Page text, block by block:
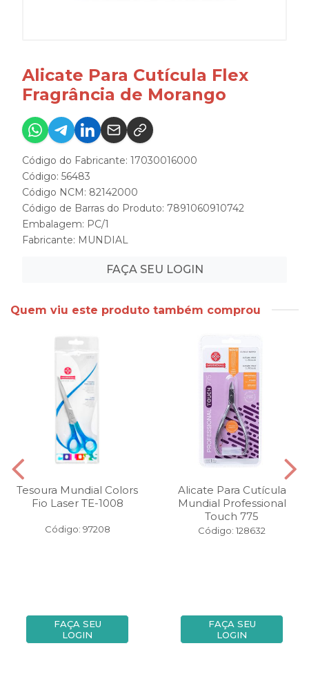
Alicate Para Cutícula Flex
Fragrância de Morango
Código do Fabricante: 17030016000
Código: 56483
Código NCM: 82142000
Código de Barras do Produto: 7891060910742
Embalagem: PC/1
Fabricante: MUNDIAL
FAÇA SEU LOGIN
Quem viu este produto também comprou
Tesoura Mundial Colors
Fio Laser TE-1008
Código: 97208
FAÇA SEU
LOGIN
Alicate Para Cutícula
Mundial Professional
Touch 775
Código: 128632
FAÇA SEU
LOGIN